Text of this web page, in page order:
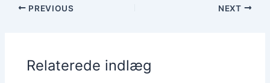
PREVIOUS NEXT
Relaterede indlæg